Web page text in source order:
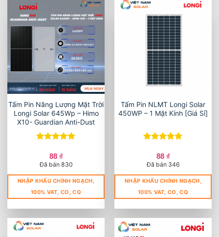
Tấm Pin Năng Lượng Mặt Trời
Longi Solar 645Wp – Himo
X10- Guardian Anti-Dust
hạng5 5
sao
88 ₫
Đã bán 830
NHẬP KHẨU CHÍNH NGẠCH,
100% VAT, CO, CQ
Tấm Pin NLMT Longi Solar
450WP – 1 Mặt Kính [Giá Sỉ]
hạng5 5
sao
88 ₫
Đã bán 346
NHẬP KHẨU CHÍNH NGẠCH,
100% VAT, CO, CQ